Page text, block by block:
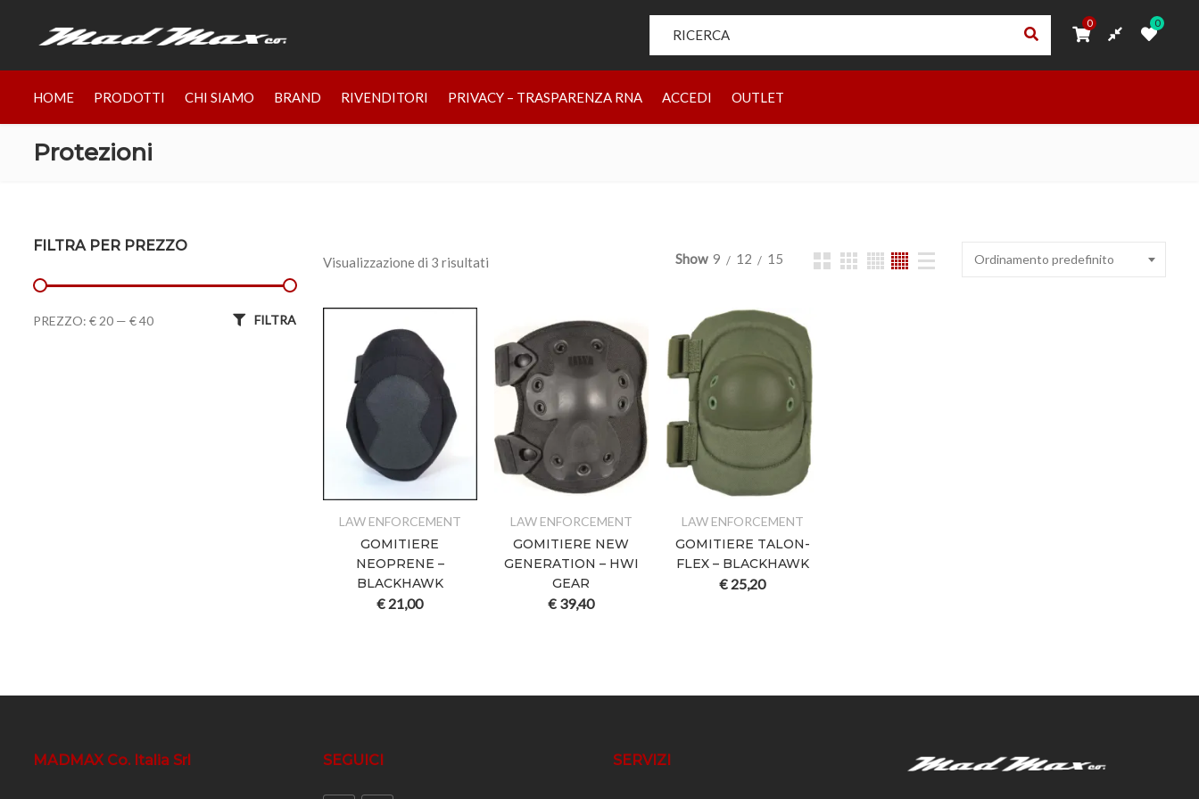
0 0
HOME PRODOTTI CHI SIAMO BRAND RIVENDITORI PRIVACY – TRASPARENZA RNA ACCEDI OUTLET
0 0
HOME PRODOTTI CHI SIAMO BRAND RIVENDITORI
Protezioni
Visualizzazione di 3 risultati Show 9 12 15 Ordinamento predefinito
LAW ENFORCEMENT
GOMITIERE
NEOPRENE –
BLACKHAWK
€ 21,00
LAW ENFORCEMENT
GOMITIERE NEW
GENERATION – HWI
GEAR
€ 39,40
LAW ENFORCEMENT
GOMITIERE TALON-
FLEX – BLACKHAWK
€ 25,20
FILTRA PER PREZZO
FILTRA
PREZZO: € 20 — € 40
MADMAX Co. Italia Srl SEGUICI SERVIZI